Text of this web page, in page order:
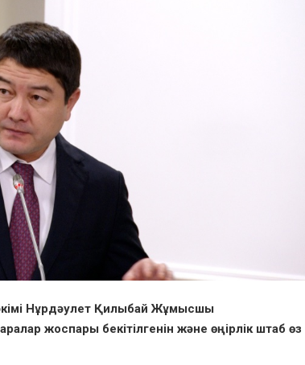
Нұрдәулет Қилыбай Жұмысшы
жоспары бекітілгенін және өңірлік штаб өз